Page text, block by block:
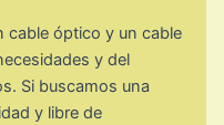
cable óptico y un cable
y del
Si buscamos una
y libre de